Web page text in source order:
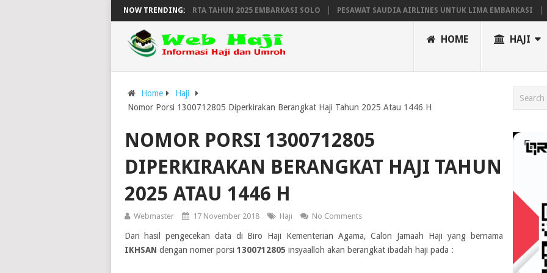
NOW TRENDING:
DAN KEPULANGAN HAJI WILAYAH YOGYAKARTA TAHUN 2025 EMBARKASI SOLO PESAWAT SAUDIA AIRLINES UNTUK LIMA EMBARKASI
HOME HAJI
Home
Haji
Nomor Porsi 1300712805 Diperkirakan Berangkat Haji Tahun 2025 Atau 1446 H
NOMOR PORSI 1300712805
DIPERKIRAKAN BERANGKAT HAJI TAHUN
2025 ATAU 1446 H
Webmaster 17 November 2018 Haji No Comments
Dari hasil pengecekan data di Biro Haji Kementerian Agama, Calon Jamaah Haji yang bernama
IKHSAN dengan nomer porsi 1300712805 insyaalloh akan berangkat ibadah haji pada :